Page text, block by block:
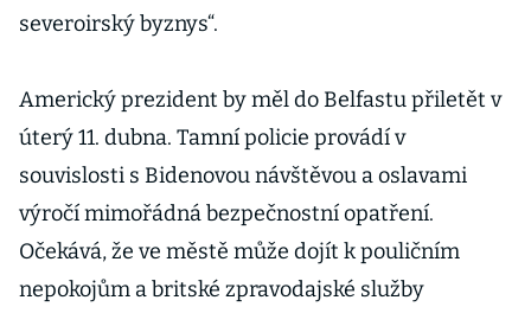
severoirský byznys“.
Americký prezident by měl do Belfastu přiletět v
úterý 11. dubna. Tamní policie provádí v
souvislosti s Bidenovou návštěvou a oslavami
výročí mimořádná bezpečnostní opatření.
Očekává, že ve městě může dojít k pouličním
nepokojům a britské zpravodajské služby